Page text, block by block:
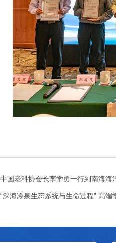
中国老科协会长李学勇一行到南海海
“深海冷泉生态系统与生命过程” 高端